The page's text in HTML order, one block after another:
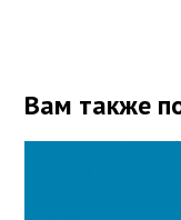
Вам также